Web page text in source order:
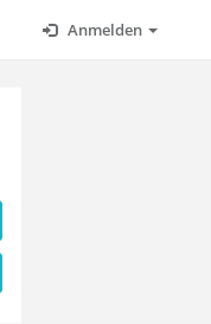
Anmelden